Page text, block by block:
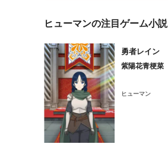
ヒューマンの注目ゲーム小説
勇者レイン
紫陽花青梗菜
ヒューマン